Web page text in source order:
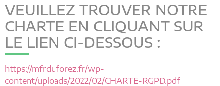
VEUILLEZ TROUVER NOTRE
CHARTE EN CLIQUANT SUR
LE LIEN CI-DESSOUS :
https://mfrduforez.fr/wp-
content/uploads/2022/02/CHARTE-RGPD.pdf